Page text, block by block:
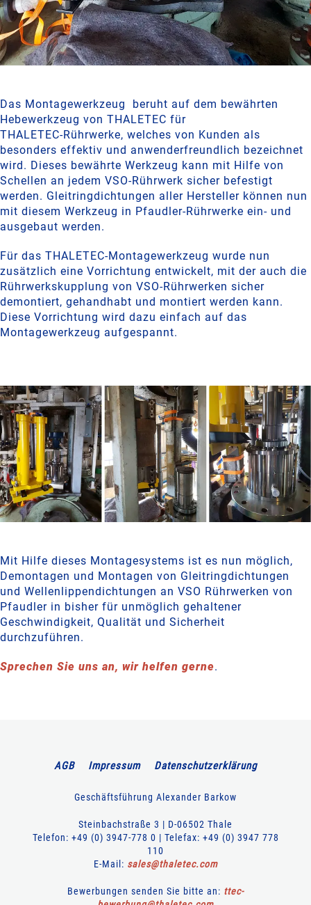
Das Montagewerkzeug beruht auf dem bewährten
Hebewerkzeug von THALETEC für
THALETEC‑Rührwerke, welches von Kunden als
besonders effektiv und anwenderfreundlich bezeichnet
wird. Dieses bewährte Werkzeug kann mit Hilfe von
Schellen an jedem VSO‑Rührwerk sicher befestigt
werden. Gleitringdichtungen aller Hersteller können nun
mit diesem Werkzeug in Pfaudler‑Rührwerke ein- und
ausgebaut werden.
Für das THALETEC‑Montagewerkzeug wurde nun
zusätzlich eine Vorrichtung entwickelt, mit der auch die
Rührwerkskupplung von VSO‑Rührwerken sicher
demontiert, gehandhabt und montiert werden kann.
Diese Vorrichtung wird dazu einfach auf das
Montagewerkzeug aufgespannt.
Mit Hilfe dieses Montagesystems ist es nun möglich,
Demontagen und Montagen von Gleitringdichtungen
und Wellenlippendichtungen an VSO Rührwerken von
Pfaudler in bisher für unmöglich gehaltener
Geschwindigkeit, Qualität und Sicherheit
durchzuführen.
Sprechen Sie uns an, wir helfen gerne.
AGB Impressum Datenschutzerklärung
Geschäftsführung Alexander Barkow
Steinbachstraße 3 | D-06502 Thale
Telefon: +49 (0) 3947-778 0 | Telefax: +49 (0) 3947 778
110
E-Mail: sales@thaletec.com
Bewerbungen senden Sie bitte an: ttec-